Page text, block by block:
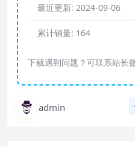
最近更新: 2024-09-06
累计销量: 164
下载遇到问题？可联系站长
admin